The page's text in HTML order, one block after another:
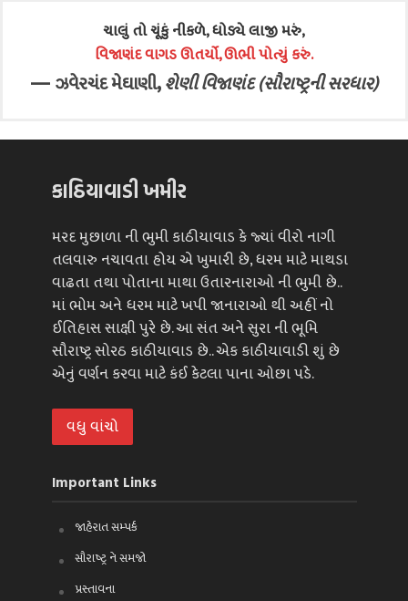
ચાલું તો ચૂંકું નીકળે, ધોડ્યે લાજી મરું,
વિજાણંદ વાગડ ઊતર્યો, ઊભી પોત્યું કરું.
—ઝવેરચંદ મેઘાણી,શેણી વિજાણંદ (સૌરાષ્ટ્રની સરધાર)
કાઠિયાવાડી ખમીર
મરદ મુછાળા ની ભુમી કાઠીયાવાડ કે જ્યાં વીરો નાગી
તલવારુ નચાવતા હોય એ ખુમારી છે, ધરમ માટે માથડા
વાઢતા તથા પોતાના માથા ઉતારનારાઓ ની ભુમી છે..
માં ભોમ અને ધરમ માટે ખપી જાનારાઓ થી અહીં નો
ઈતિહાસ સાક્ષી પુરે છે. આ સંત અને સુરા ની ભૂમિ
સૌરાષ્ટ્ર સોરઠ કાઠીયાવાડ છે.. એક કાઠીયાવાડી શું છે
એનું વર્ણન કરવા માટે કંઈ કેટલા પાના ઓછા પડે.
વધુ વાંચો
Important Links
જાહેરાત સમ્પર્ક
સૌરાષ્ટ્ર ને સમજો
પ્રસ્તાવના